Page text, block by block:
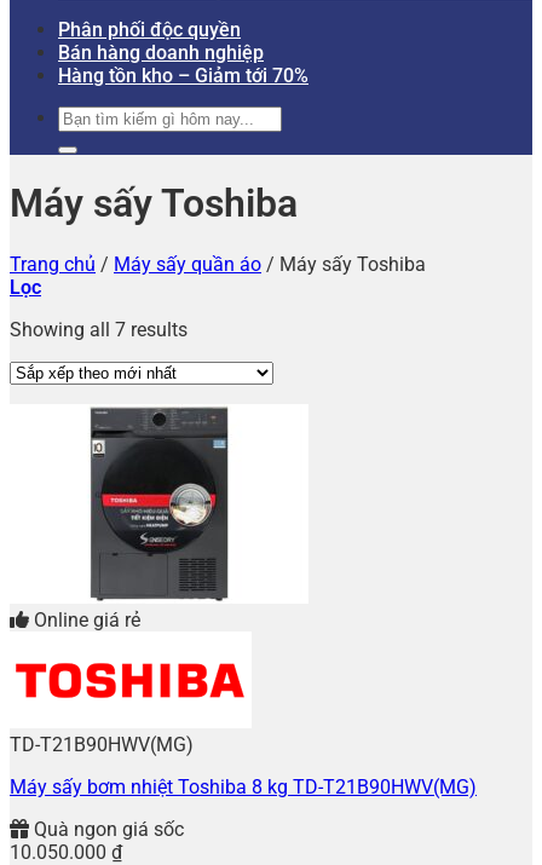
Phân phối độc quyền
Bán hàng doanh nghiệp
Hàng tồn kho – Giảm tới 70%
Tìm
kiếm:
Máy sấy Toshiba
Trang chủ / Máy sấy quần áo / Máy sấy Toshiba
Lọc
Showing all 7 results
Online giá rẻ
TD-T21B90HWV(MG)
Máy sấy bơm nhiệt Toshiba 8 kg TD-T21B90HWV(MG)
Quà ngon giá sốc
10.050.000 ₫